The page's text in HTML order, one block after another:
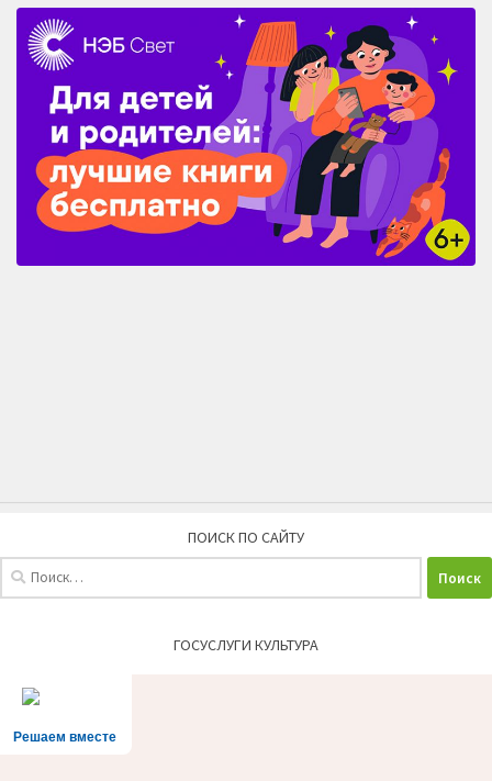
ПОИСК ПО САЙТУ
ГОСУСЛУГИ КУЛЬТУРА
Решаем вместе